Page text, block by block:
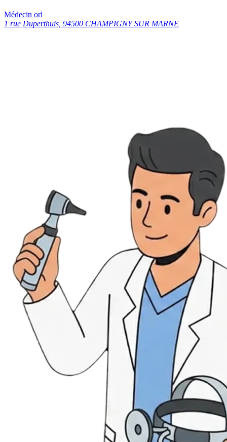
Médecin orl
1 rue Duperthuis, 94500 CHAMPIGNY SUR MARNE